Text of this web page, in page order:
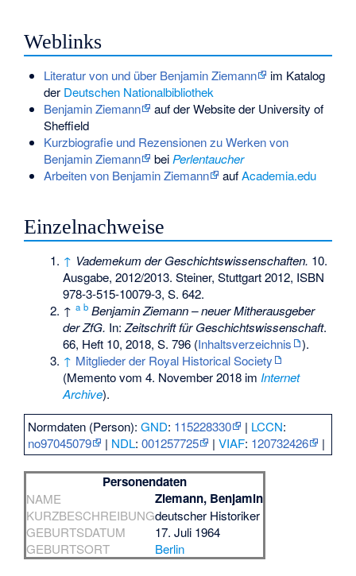
Weblinks
Literatur von und über Benjamin Ziemann
im Katalog
der Deutschen Nationalbibliothek
Benjamin Ziemann
auf der Website der University of
Sheffield
Kurzbiografie und Rezensionen zu Werken von
Benjamin Ziemann
beiPerlentaucher
Arbeiten von Benjamin Ziemann
aufAcademia.edu
Einzelnachweise
↑ Vademekum der Geschichtswissenschaften. 10.
Ausgabe, 2012/2013. Steiner, Stuttgart 2012, ISBN
978-3-515-10079-3, S. 642.
↑a b Benjamin Ziemann – neuer Mitherausgeber
der ZfG. In:Zeitschrift für Geschichtswissenschaft.
66, Heft 10, 2018, S. 796 (Inhaltsverzeichnis
).
↑ Mitglieder der Royal Historical Society
(Mementovom 4. November 2018 im Internet
Archive).
Normdaten (Person):GND: 115228330 | LCCN:
no97045079
| NDL:001257725 |VIAF: 120732426 |
Personendaten
NAME Ziemann, Benjamin
KURZBESCHREIBUNGdeutscher Historiker
GEBURTSDATUM
17. Juli 1964
GEBURTSORT
Berlin